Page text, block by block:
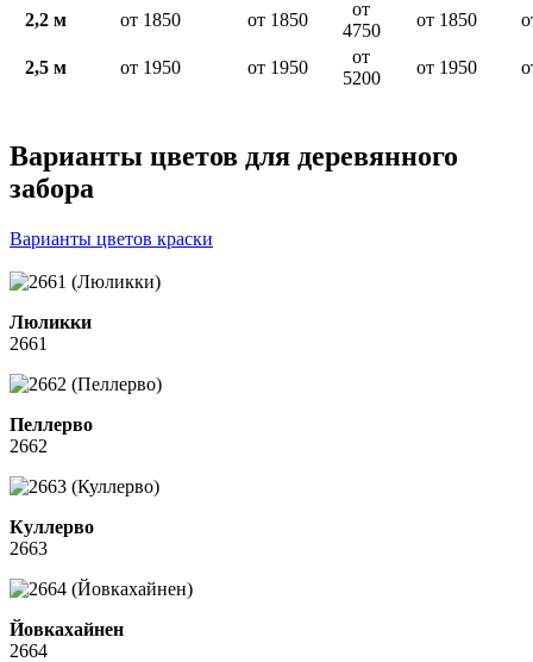
2,2 м от 1850 от 1850
от
4750
от 1850
2,5 м от 1950 от 1950
от
5200
от 1950
Варианты цветов для деревянного
забора
Варианты цветов краски
Люликки
2661
Пеллерво
2662
Куллерво
2663
Йовкахайнен
2664